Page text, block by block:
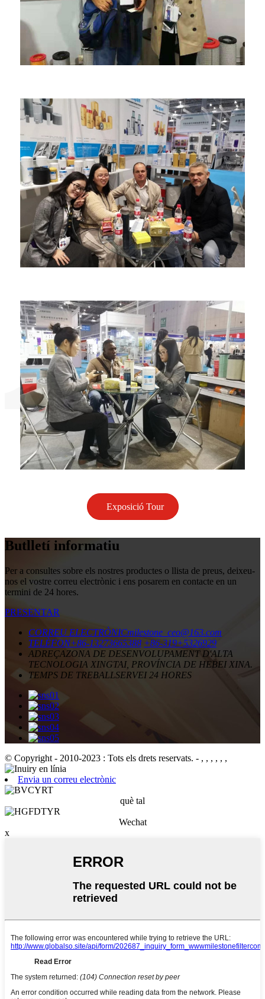
Exposició Tour
Butlletí informatiu
Per a consultes sobre els nostres productes o llista de preus, deixeu-
nos el vostre correu electrònic i ens posarem en contacte en un
termini de 24 hores.
PRESENTAR
CORREU ELECTRÒNICmilestone_ceo@163.com
TELÈFON+86-13273665388 +86-319+5326929
ADREÇAZONA DE DESENVOLUPAMENT D'ALTA
TECNOLOGIA XINGTAI, PROVÍNCIA DE HEBEI XINA.
TEMPS DE TREBALLSERVEI 24 HORES
© Copyright - 2010-2023 : Tots els drets reservats. - , , , , , ,
Envia un correu electrònic
què tal
Wechat
x